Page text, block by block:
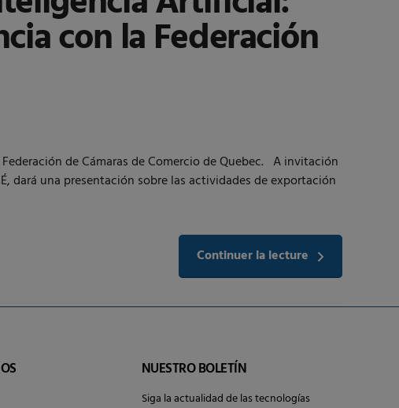
con la Federación
de Cámaras de Comercio de Quebec. A invitación
dará una presentación sobre las actividades de exportación
Continuer la lecture
NUESTRO BOLETÍN
Siga la actualidad de las tecnologías